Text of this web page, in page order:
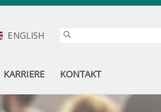
ENGLISH
KARRIERE KONTAKT